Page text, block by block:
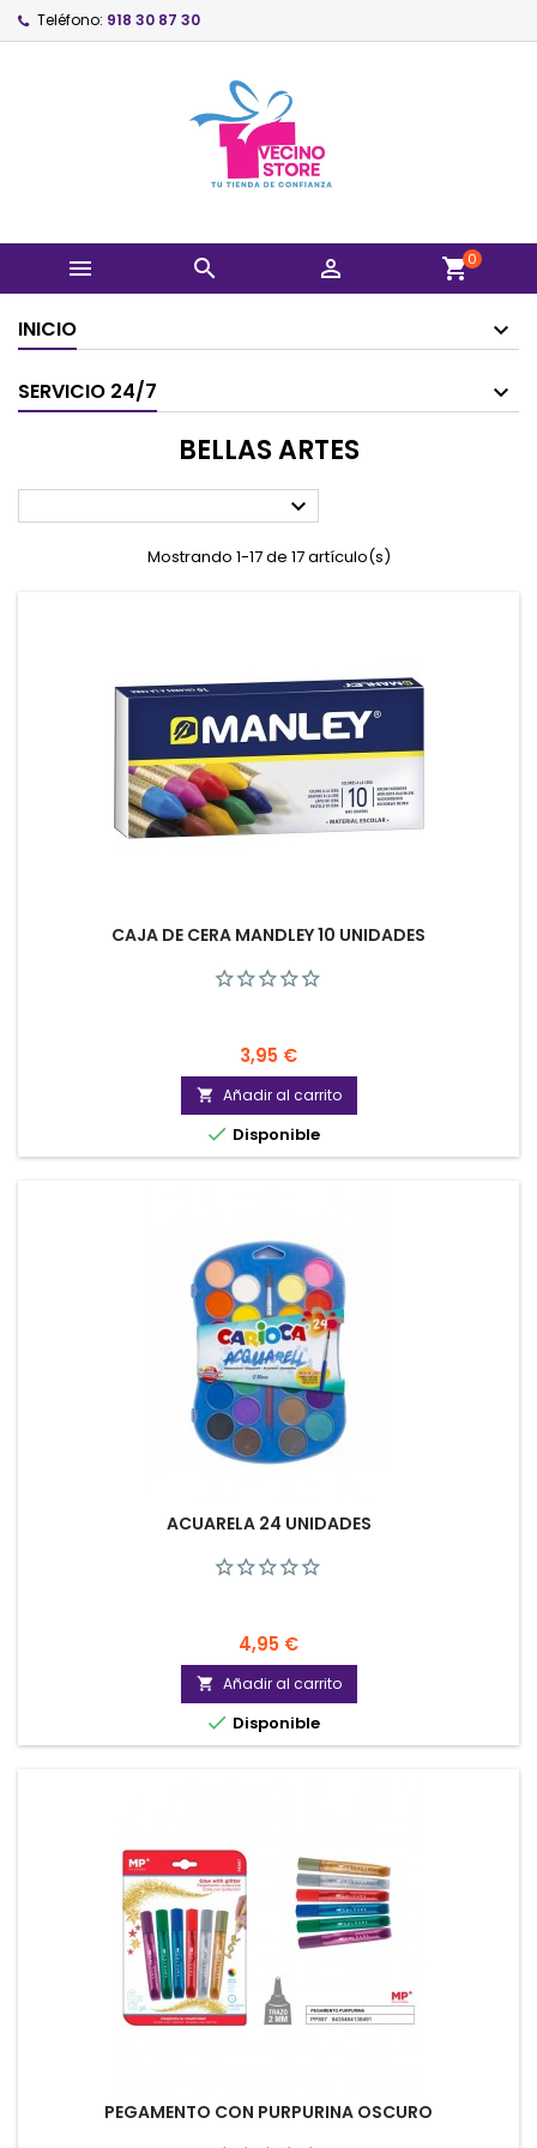
Teléfono: 918 30 87 30
   shopping_cart0
INICIO
SERVICIO 24/7
BELLAS ARTES

Mostrando 1-17 de 17 artículo(s)
CAJA DE CERA MANDLEY 10 UNIDADES
Precio
3,95 €
 Añadir al carrito
 Disponible
ACUARELA 24 UNIDADES
Precio
4,95 €
 Añadir al carrito
 Disponible
PEGAMENTO CON PURPURINA OSCURO